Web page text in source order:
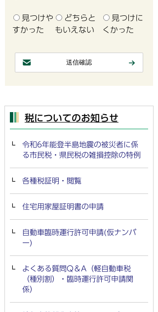
見つけや
すかった
どちらと
もいえない
見つけに
くかった
税についてのお知らせ
令和6年能登半島地震の被災者に係
る市民税・県民税の雑損控除の特例
各種税証明・閲覧
住宅用家屋証明書の申請
自動車臨時運行許可申請(仮ナンバ
ー)
よくある質問Q＆A（軽自動車税
（種別割）・臨時運行許可申請関
係）